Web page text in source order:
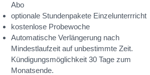
Abo
optionale Stundenpakete Einzelunterrricht
kostenlose Probewoche
Automatische Verlängerung nach
Mindestlaufzeit auf unbestimmte Zeit.
Kündigungsmöglichkeit 30 Tage zum
Monatsende.